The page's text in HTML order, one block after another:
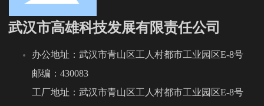
武汉市高雄科技发展有限责任公司
办公地址：武汉市青山区工人村都市工业园区E-8号
邮编：430083
工厂地址：武汉市青山区工人村都市工业园区E-8号